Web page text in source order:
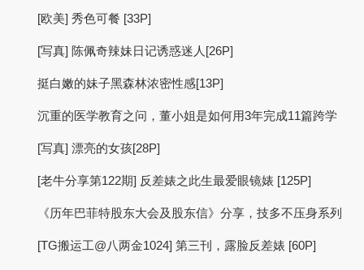
[欧美] 秀色可餐 [33P]
[写真] 陈佩奇辣妹日记诱惑迷人[26P]
挺白嫩的妹子黑森林浓密性感[13P]
沉重的医学教育之问，董小姐是如何用3年完成11篇跨学
[写真] 漂亮的女孩[28P]
[老牛分享第122期] 反差婊之此生最爱眼镜婊 [125P]
《历年巴菲特股东大会及股东信》分享，技多不压身系列
[TG搬运工@八两金1024] 第三刊，露脸反差婊 [60P]